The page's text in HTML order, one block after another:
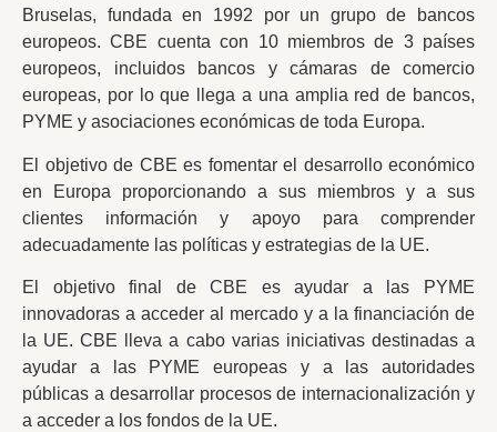
Bruselas, fundada en 1992 por un grupo de bancos
europeos. CBE cuenta con 10 miembros de 3 países
europeos, incluidos bancos y cámaras de comercio
europeas, por lo que llega a una amplia red de bancos,
PYME y asociaciones económicas de toda Europa.
El objetivo de CBE es fomentar el desarrollo económico
en Europa proporcionando a sus miembros y a sus
clientes información y apoyo para comprender
adecuadamente las políticas y estrategias de la UE.
El objetivo final de CBE es ayudar a las PYME
innovadoras a acceder al mercado y a la financiación de
la UE. CBE lleva a cabo varias iniciativas destinadas a
ayudar a las PYME europeas y a las autoridades
públicas a desarrollar procesos de internacionalización y
a acceder a los fondos de la UE.